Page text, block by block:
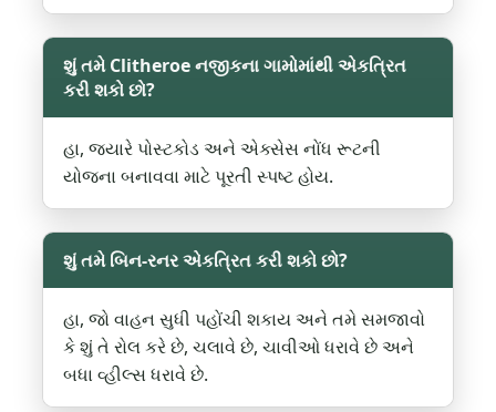
શું તમે Clitheroe નજીકના ગામોમાંથી એકત્રિત
કરી શકો છો?
હા, જ્યારે પોસ્ટકોડ અને એક્સેસ નોંધ રૂટની
યોજના બનાવવા માટે પૂરતી સ્પષ્ટ હોય.
શું તમે બિન-રનર એકત્રિત કરી શકો છો?
હા, જો વાહન સુધી પહોંચી શકાય અને તમે સમજાવો
કે શું તે રોલ કરે છે, ચલાવે છે, ચાવીઓ ધરાવે છે અને
બધા વ્હીલ્સ ધરાવે છે.